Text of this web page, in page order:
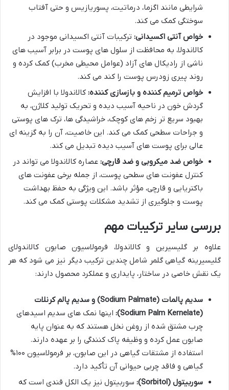
شرایطی مانند اگزما، درماتیت، پسوریازیس و حتی آفتاب
سوختگی کمک می کند.
خواص آنتی اکسیدانی: ترکیبات آنتی اکسیدانی موجود در
کالاندولا، به محافظت از سلول های پوست در برابر آسیب های
ناشی از رادیکال های آزاد (عوامل محیطی مخرب) کمک کرده و
روند پیری زودرس پوست را کند می کند.
خواص ترمیم کننده و بازسازی کننده: کالاندولا با افزایش
گردش خون در ناحیه آسیب دیده و تحریک تولید کلاژن، به
بهبود سریع تر زخم های کوچک، خراشیدگی ها، ترک های پوستی
و جراحات سطحی کمک می کند. این خاصیت، آن را به گزینه ای
عالی برای پوست های آسیب دیده تبدیل می کند.
خواص ضد میکروبی و ضد قارچی: عصاره کالاندولا می تواند در
کنترل عفونت های سطحی پوست، از جمله برخی عفونت های
باکتریایی و قارچی، مؤثر باشد. این ویژگی به حفظ بهداشت
پوست و جلوگیری از تشدید مشکلات پوستی کمک می کند.
بررسی سایر ترکیبات مهم
علاوه بر گلیسیرین و کالاندولا، فرمولاسیون صابون کالاندولای
گلیسیرینه گیاهی گلمر شامل چندین ترکیب دیگر نیز می شود که هر
یک نقش خاصی در ساختار، پایداری و عملکرد محصول دارند:
سدیم پالمات (Sodium Palmate) و سدیم پالم کرنلات
(Sodium Palm Kernelate):
اینها نمک های سدیم اسیدهای
چرب مشتق شده از روغن نخل هستند که به عنوان پایه
صابون عمل کرده و وظیفه پاک کنندگی را بر عهده دارند.
استفاده از مشتقات گیاهی در این صابون، بر فرمولاسیون ۱۰۰%
گیاهی و فاقد چربی حیوانی آن تأکید دارد.
سوربیتول (Sorbitol):
سوربیتول نیز یک الکل قندی است که